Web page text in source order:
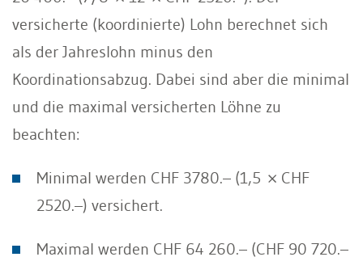
versicherte (koordinierte) Lohn berechnet sich
als der Jahreslohn minus den
Koordinationsabzug. Dabei sind aber die minimal
und die maximal versicherten Löhne zu
beachten:
Minimal werden CHF 3780.– (1,5 × CHF
2520.–) versichert.
Maximal werden CHF 64 260.– (CHF 90 720.–